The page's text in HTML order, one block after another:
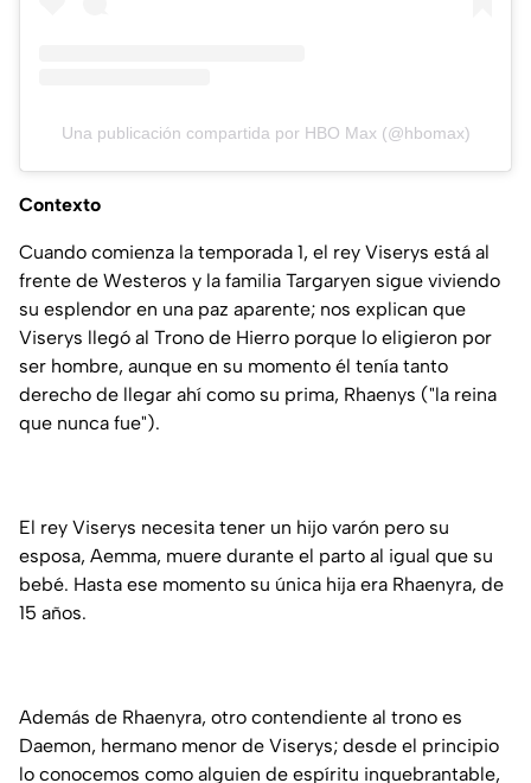
Una publicación compartida por HBO Max (@hbomax)
Contexto
Cuando comienza la temporada 1, el rey Viserys está al
frente de Westeros y la familia Targaryen sigue viviendo
su esplendor en una paz aparente; nos explican que
Viserys llegó al Trono de Hierro porque lo eligieron por
ser hombre, aunque en su momento él tenía tanto
derecho de llegar ahí como su prima, Rhaenys ("la reina
que nunca fue").
El rey Viserys necesita tener un hijo varón pero su
esposa, Aemma, muere durante el parto al igual que su
bebé. Hasta ese momento su única hija era Rhaenyra, de
15 años.
Además de Rhaenyra, otro contendiente al trono es
Daemon, hermano menor de Viserys; desde el principio
lo conocemos como alguien de espíritu inquebrantable,